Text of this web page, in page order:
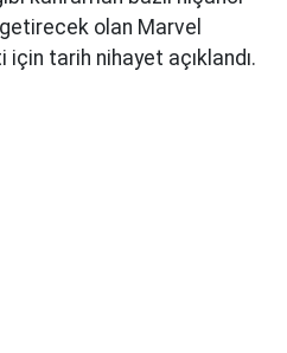
olan Marvel
için tarih nihayet açıklandı.